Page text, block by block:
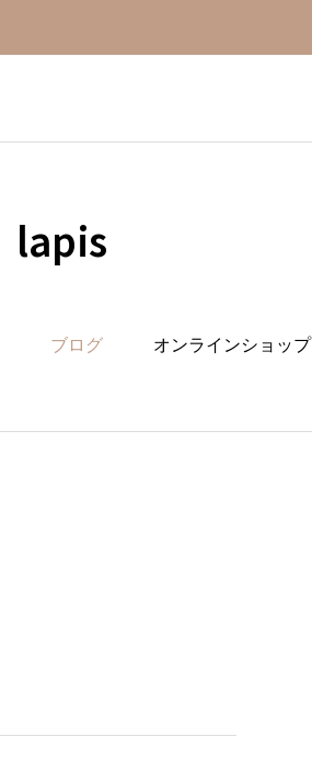
lapis
ブログ オンラインショップ